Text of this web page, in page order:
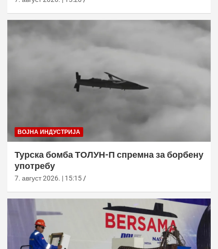
ВОЈНА ИНДУСТРИЈА
Турска бомба ТОЛУН-П спремна за борбену
употребу
7. август 2026. | 15:15